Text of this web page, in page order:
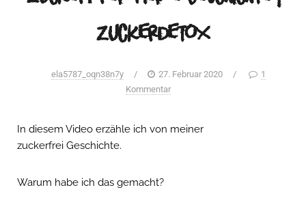
Zuckerdetox
ela5787_oqn38n7y / 27. Februar 2020 /
1
Kommentar
In diesem Video erzähle ich von meiner
zuckerfrei Geschichte.
Warum habe ich das gemacht?